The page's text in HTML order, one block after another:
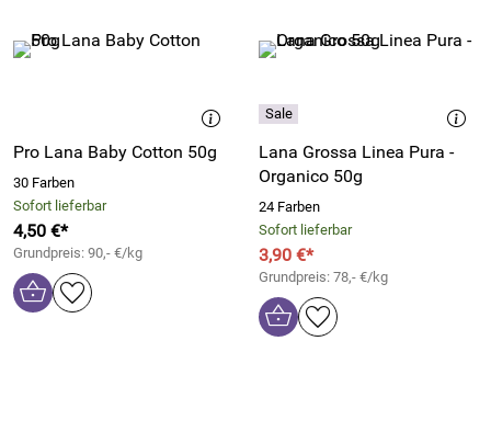
Pro Lana Baby Cotton 50g
30 Farben
Sofort lieferbar
4,50 €*
Grundpreis: 90,- €/kg
Lana Grossa Linea Pura -
Organico 50g
24 Farben
Sofort lieferbar
3,90 €*
Grundpreis: 78,- €/kg